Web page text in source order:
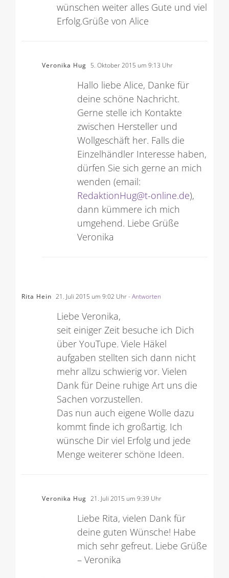
wünschen weiter alles Gute und viel
Erfolg.Grüße von Alice
Veronika Hug 5. Oktober 2015 um 9:13 Uhr
Hallo liebe Alice, Danke für
deine schöne Nachricht.
Gerne stelle ich Kontakte
zwischen Hersteller und
Wollgeschäft her. Falls die
Einzelhändler Interesse haben,
dürfen Sie sich gerne an mich
wenden (email:
RedaktionHug@t-online.de),
dann kümmere ich mich
umgehend. Liebe Grüße
Veronika
Rita Hein 21. Juli 2015 um 9:02 Uhr- Antworten
Liebe Veronika,
seit einiger Zeit besuche ich Dich
über YouTupe. Viele Häkel
aufgaben stellten sich dann nicht
mehr allzu schwierig vor. Vielen
Dank für Deine ruhige Art uns die
Sachen vorzustellen.
Das nun auch eigene Wolle dazu
kommt finde ich großartig. Ich
wünsche Dir viel Erfolg und jede
Menge weiterer schöne Ideen.
Veronika Hug 21. Juli 2015 um 9:39 Uhr
Liebe Rita, vielen Dank für
deine guten Wünsche! Habe
mich sehr gefreut. Liebe Grüße
– Veronika